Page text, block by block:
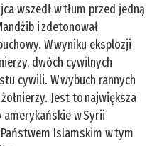
wszedł w tłum przed jedną
i zdetonował
W wyniku eksplozji
dwóch cywilnych
cywili. W wybuch rannych
Jest to największa
w Syrii
Islamskim w tym